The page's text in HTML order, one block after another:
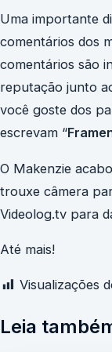
Uma importante
comentários dos
comentários são
reputação junto
você goste dos
escrevam “
O Makenzie
trouxe câmera
Videolog.tv para
Até mais!
Visualizações
Leia